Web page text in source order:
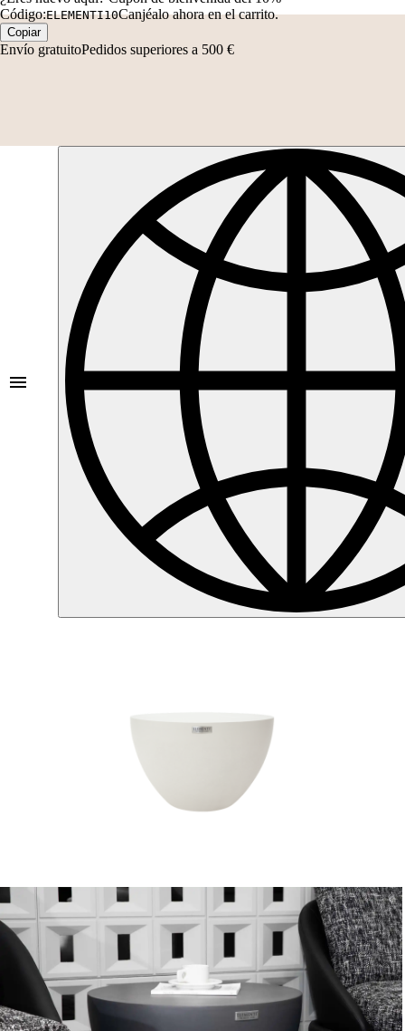
Código:ELEMENTI10Canjéalo ahora en el carrito.
Copiar
Envío gratuitoPedidos superiores a 500 €